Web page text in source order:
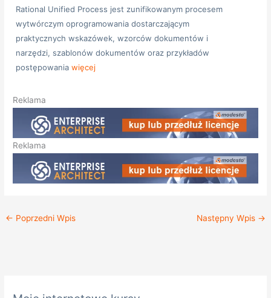
Rational Unified Process jest zunifikowanym procesem
wytwórczym oprogramowania dostarczającym
praktycznych wskazówek, wzorców dokumentów i
narzędzi, szablonów dokumentów oraz przykładów
postępowaniawięcej
Reklama
Reklama
← Poprzedni Wpis Następny Wpis →